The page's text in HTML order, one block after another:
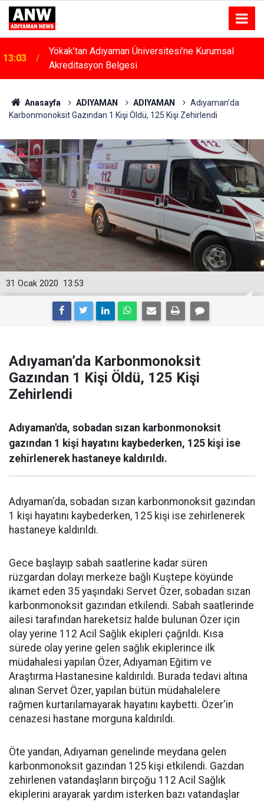
13:03
Yökak’tan Adıyaman Üniversitesi’ne Kurumsal
Akreditasyon Belgesi
12:53
Ev Yangını Korkuttu
Anasayfa ADIYAMAN ADIYAMAN
Adıyaman’da
Karbonmonoksit Gazından 1 Kişi Öldü, 125 Kişi Zehirlendi
13:53
31 Ocak 2020
Adıyaman’da Karbonmonoksit
Gazından 1 Kişi Öldü, 125 Kişi
Zehirlendi
Adıyaman'da, sobadan sızan karbonmonoksit
gazından 1 kişi hayatını kaybederken, 125 kişi ise
zehirlenerek hastaneye kaldırıldı.
Adıyaman'da, sobadan sızan karbonmonoksit gazından
1 kişi hayatını kaybederken, 125 kişi ise zehirlenerek
hastaneye kaldırıldı.
Gece başlayıp sabah saatlerine kadar süren
rüzgardan dolayı merkeze bağlı Kuştepe köyünde
ikamet eden 35 yaşındaki Servet Özer, sobadan sızan
karbonmonoksit gazından etkilendi. Sabah saatlerinde
ailesi tarafından hareketsiz halde bulunan Özer için
olay yerine 112 Acil Sağlık ekipleri çağrıldı. Kısa
sürede olay yerine gelen sağlık ekiplerince ilk
müdahalesi yapılan Özer, Adıyaman Eğitim ve
Araştırma Hastanesine kaldırıldı. Burada tedavi altına
alınan Servet Özer, yapılan bütün müdahalelere
rağmen kurtarılamayarak hayatını kaybetti. Özer'in
cenazesi hastane morguna kaldırıldı.
Öte yandan, Adıyaman genelinde meydana gelen
karbonmonoksit gazından 125 kişi etkilendi. Gazdan
zehirlenen vatandaşların birçoğu 112 Acil Sağlık
ekiplerini arayarak yardım isterken bazı vatandaşlar